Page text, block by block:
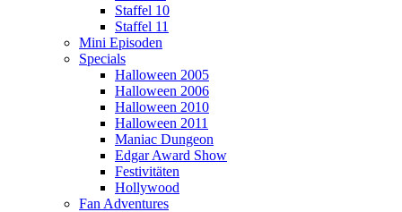
Staffel 10
Staffel 11
Mini Episoden
Specials
Halloween 2005
Halloween 2006
Halloween 2010
Halloween 2011
Maniac Dungeon
Edgar Award Show
Festivitäten
Hollywood
Fan Adventures